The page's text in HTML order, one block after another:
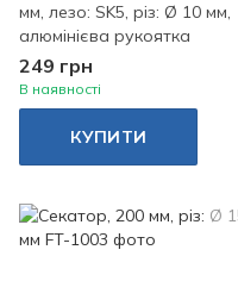
мм, лезо: SK5, різ: Ø 10 мм,
алюмінієва рукоятка
249 грн
В наявності
КУПИТИ